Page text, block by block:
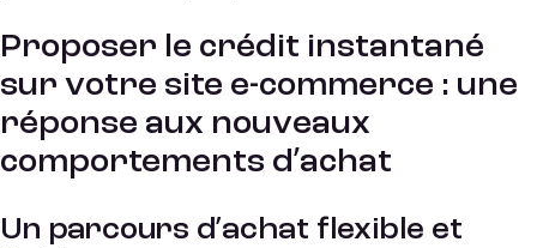
Proposer le crédit instantané
sur votre site e-commerce : une
réponse aux nouveaux
comportements d’achat
Un parcours d’achat flexible et